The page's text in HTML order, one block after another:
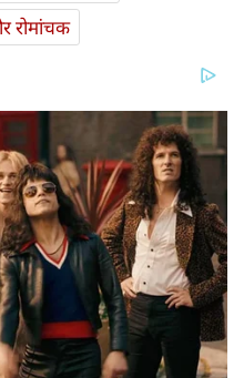
रोमांचक